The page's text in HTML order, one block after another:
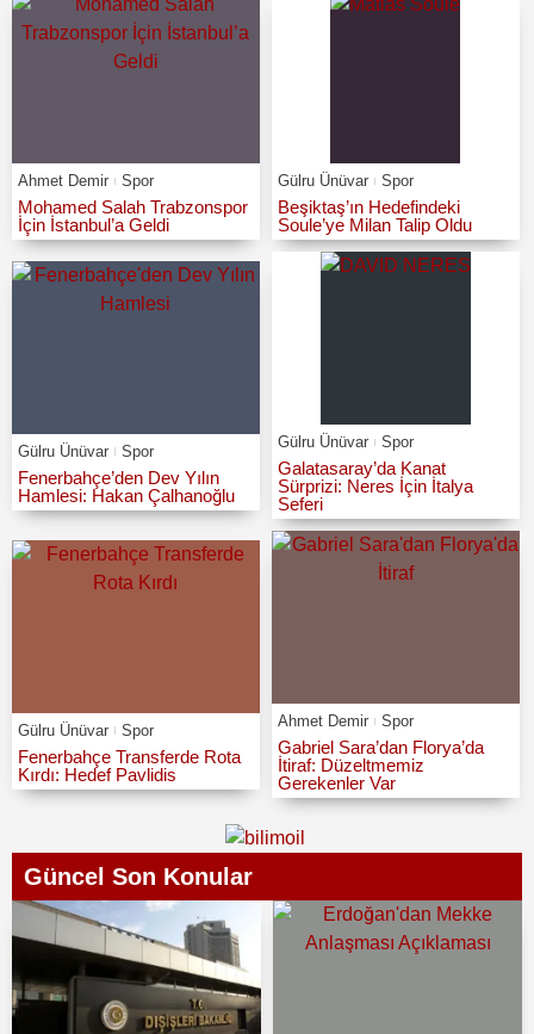
Ahmet Demir Spor
Mohamed Salah Trabzonspor
İçin İstanbul’a Geldi
Gülru Ünüvar Spor
Beşiktaş’ın Hedefindeki
Soule’ye Milan Talip Oldu
Gülru Ünüvar Spor
Fenerbahçe’den Dev Yılın
Hamlesi: Hakan Çalhanoğlu
Gülru Ünüvar Spor
Galatasaray’da Kanat
Sürprizi: Neres İçin İtalya
Seferi
Gülru Ünüvar Spor
Fenerbahçe Transferde Rota
Kırdı: Hedef Pavlidis
Ahmet Demir Spor
Gabriel Sara’dan Florya’da
İtiraf: Düzeltmemiz
Gerekenler Var
Güncel Son Konular